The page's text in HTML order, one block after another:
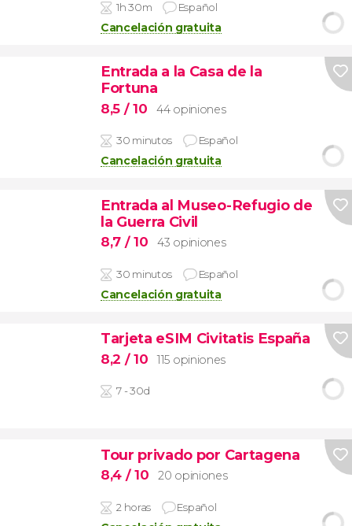
1h 30m Español
Cancelación gratuita
Entrada a la Casa de la
Fortuna
8,5 / 10 44 opiniones
30 minutos Español
Cancelación gratuita
Entrada al Museo-Refugio de
la Guerra Civil
8,7 / 10 43 opiniones
30 minutos Español
Cancelación gratuita
Tarjeta eSIM Civitatis España
8,2 / 10 115 opiniones
7 - 30d
Tour privado por Cartagena
8,4 / 10 20 opiniones
2 horas Español